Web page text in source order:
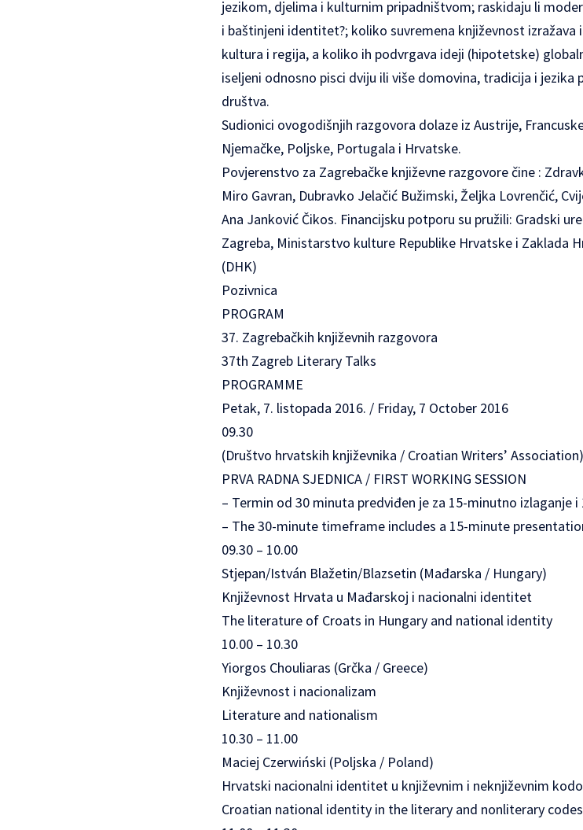
jezikom, djelima i kulturnim pripadništvom; raskidaju li
i baštinjeni identitet?; koliko suvremena književnost
kultura i regija, a koliko ih podvrgava ideji (hipotetske)
iseljeni odnosno pisci dviju ili više domovina, tradicija i
društva.
Sudionici ovogodišnjih razgovora dolaze iz Austrije,
Njemačke, Poljske, Portugala i Hrvatske.
Povjerenstvo za Zagrebačke književne razgovore čine :
Miro Gavran, Dubravko Jelačić Bužimski, Željka Lovrenčić,
Ana Janković Čikos. Financijsku potporu su pružili: Gradski
Zagreba, Ministarstvo kulture Republike Hrvatske i Zaklada
(DHK)
Pozivnica
PROGRAM
37. Zagrebačkih književnih razgovora
37th Zagreb Literary Talks
PROGRAMME
Petak, 7. listopada 2016. / Friday, 7 October 2016
09.30
(Društvo hrvatskih književnika / Croatian Writers’ Association)
PRVA RADNA SJEDNICA / FIRST WORKING SESSION
– Termin od 30 minuta predviđen je za 15-minutno izlaganje
– The 30-minute timeframe includes a 15-minute
09.30 – 10.00
Stjepan/István Blažetin/Blazsetin (Mađarska / Hungary)
Književnost Hrvata u Mađarskoj i nacionalni identitet
The literature of Croats in Hungary and national identity
10.00 – 10.30
Yiorgos Chouliaras (Grčka / Greece)
Književnost i nacionalizam
Literature and nationalism
10.30 – 11.00
Maciej Czerwiński (Poljska / Poland)
Hrvatski nacionalni identitet u književnim i neknjiževnim
Croatian national identity in the literary and nonliterary